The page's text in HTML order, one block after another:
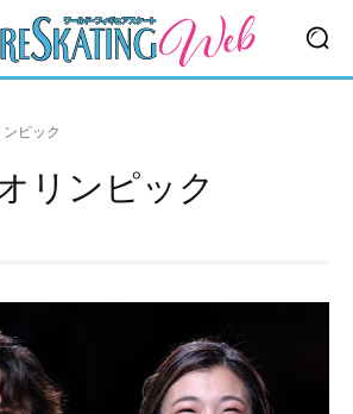
ピック
リンピック